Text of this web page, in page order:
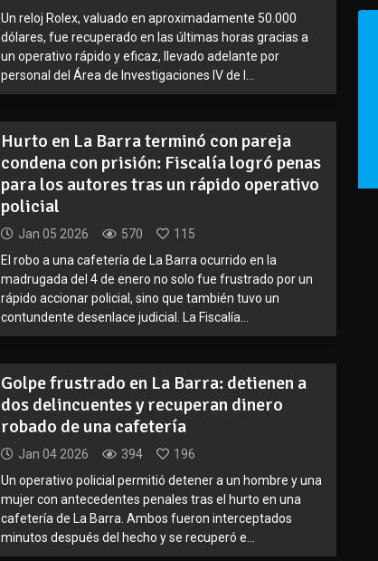
Un reloj Rolex, valuado en aproximadamente 50.000
dólares, fue recuperado en las últimas horas gracias a
un operativo rápido y eficaz, llevado adelante por
personal del Área de Investigaciones IV de l...
Hurto en La Barra terminó con pareja
condena con prisión: Fiscalía logró penas
para los autores tras un rápido operativo
policial
Jan 05 2026 570
115
El robo a una cafetería de La Barra ocurrido en la
madrugada del 4 de enero no solo fue frustrado por un
rápido accionar policial, sino que también tuvo un
contundente desenlace judicial. La Fiscalía...
Golpe frustrado en La Barra: detienen a
dos delincuentes y recuperan dinero
robado de una cafetería
Jan 04 2026 394
196
Un operativo policial permitió detener a un hombre y una
mujer con antecedentes penales tras el hurto en una
cafetería de La Barra. Ambos fueron interceptados
minutos después del hecho y se recuperó e...